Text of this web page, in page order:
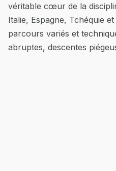
véritable cœur de la
Italie, Espagne, Tchéquie
parcours variés et
abruptes, descentes